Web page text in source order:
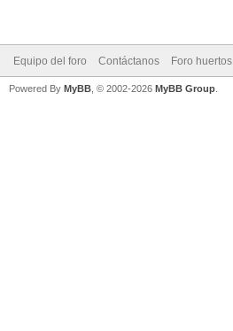
Equipo del foro Contáctanos Foro huertos
Powered By MyBB , © 2002-2026 MyBB Group